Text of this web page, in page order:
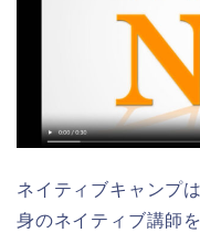
ネイティブキャンプ
身のネイティブ講師